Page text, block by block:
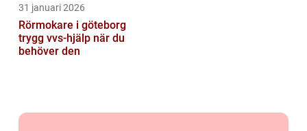
31 januari 2026
Rörmokare i göteborg
trygg vvs-hjälp när du
behöver den